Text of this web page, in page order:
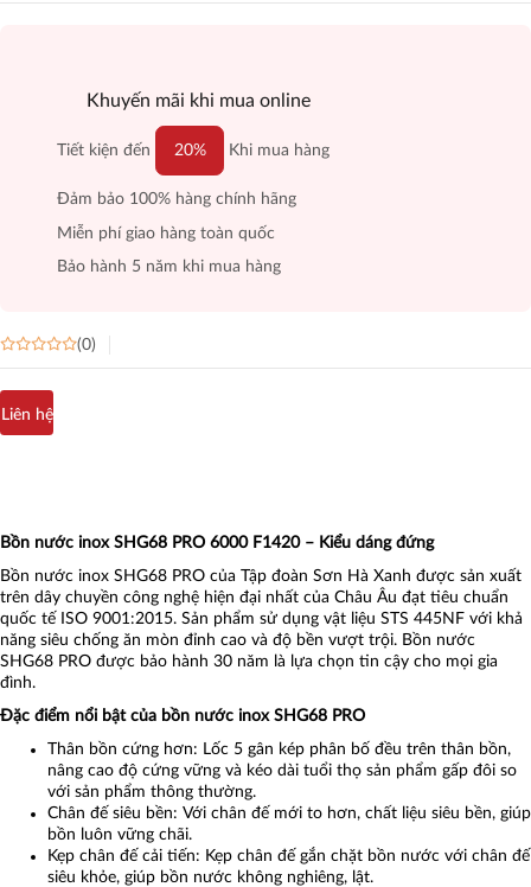
Khuyến mãi khi mua online
Tiết kiện đến 20% Khi mua hàng
Đảm bảo 100% hàng chính hãng
Miễn phí giao hàng toàn quốc
Bảo hành 5 năm khi mua hàng
(0)
Liên hệ
Bồn nước inox SHG68 PRO 6000 F1420 – Kiểu dáng đứng
Bồn nước inox SHG68 PRO của Tập đoàn Sơn Hà Xanh được sản xuất
trên dây chuyền công nghệ hiện đại nhất của Châu Âu đạt tiêu chuẩn
quốc tế ISO 9001:2015. Sản phẩm sử dụng vật liệu STS 445NF với khả
năng siêu chống ăn mòn đỉnh cao và độ bền vượt trội. Bồn nước
SHG68 PRO được bảo hành 30 năm là lựa chọn tin cậy cho mọi gia
đình.
Đặc điểm nổi bật của bồn nước inox SHG68 PRO
Thân bồn cứng hơn: Lốc 5 gân kép phân bố đều trên thân bồn,
nâng cao độ cứng vững và kéo dài tuổi thọ sản phẩm gấp đôi so
với sản phẩm thông thường.
Chân đế siêu bền: Với chân đế mới to hơn, chất liệu siêu bền, giúp
bồn luôn vững chãi.
Kẹp chân đế cải tiến: Kẹp chân đế gắn chặt bồn nước với chân đế
siêu khỏe, giúp bồn nước không nghiêng, lật.